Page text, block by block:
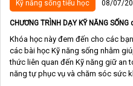
KHOA
HỌC
TOÀN
VIỆT
NAM
Kỹ năng sống tiểu học 08/07/
CHƯƠNG TRÌNH DẠY KỸ NĂNG
Khóa học này đem đến cho các
các bài học Kỹ năng sống nhằm
thức liên quan đến Kỹ năng giữ an
năng tự phục vụ và chăm sóc sức